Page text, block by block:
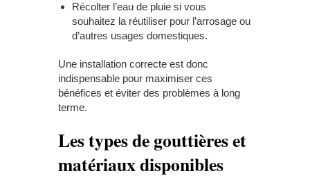
Récolter l’eau de pluie si vous
souhaitez la réutiliser pour l’arrosage ou
d’autres usages domestiques.
Une installation correcte est donc
indispensable pour maximiser ces
bénéfices et éviter des problèmes à long
terme.
Les types de gouttières et
matériaux disponibles